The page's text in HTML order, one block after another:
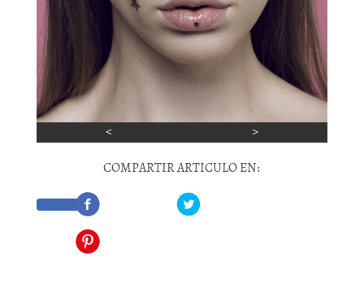
COMPARTIR ARTICULO EN:
P